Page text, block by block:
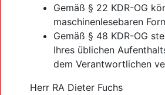
Gemäß § 22 KDR-OG
maschinenlesebaren
Gemäß § 48 KDR-OG
Ihres üblichen
dem Verantwortlichen
Herr RA Dieter Fuchs